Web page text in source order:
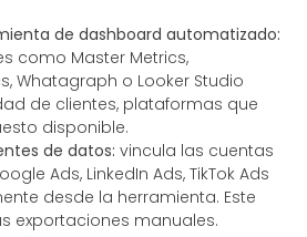
de dashboard automatizado:
como Master Metrics,
Whatagraph o Looker Studio
de clientes, plataformas que
disponible.
de datos: vincula las cuentas
Ads, LinkedIn Ads, TikTok Ads
desde la herramienta. Este
exportaciones manuales.